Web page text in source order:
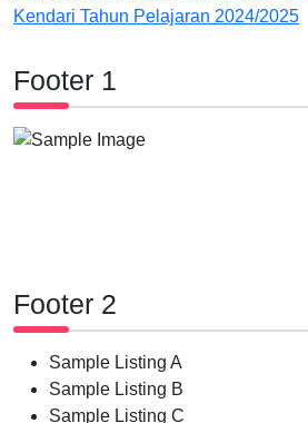
Kendari Tahun Pelajaran 2024/2025
Footer 1
Footer 2
Sample Listing A
Sample Listing B
Sample Listing C